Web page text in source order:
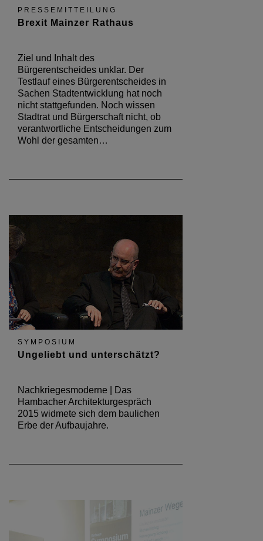
PRESSEMITTEILUNG
Brexit Mainzer Rathaus
Ziel und Inhalt des
Bürgerentscheides unklar. Der
Testlauf eines Bürgerentscheides in
Sachen Stadtentwicklung hat noch
nicht stattgefunden. Noch wissen
Stadtrat und Bürgerschaft nicht, ob
verantwortliche Entscheidungen zum
Wohl der gesamten…
SYMPOSIUM
Ungeliebt und unterschätzt?
Nachkriegesmoderne | Das
Hambacher Architekturgespräch
2015 widmete sich dem baulichen
Erbe der Aufbaujahre.